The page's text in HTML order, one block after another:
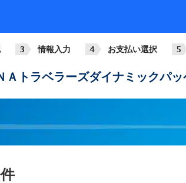
情報入力 お支払い選択
Ａトラベラーズダイナミックパ